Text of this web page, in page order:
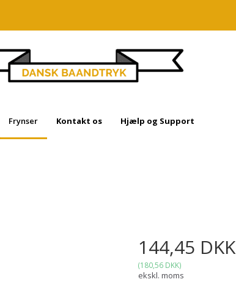
Frynser Kontakt os Hjælp og Support
144,45 DKK
(180,56 DKK)
ekskl. moms